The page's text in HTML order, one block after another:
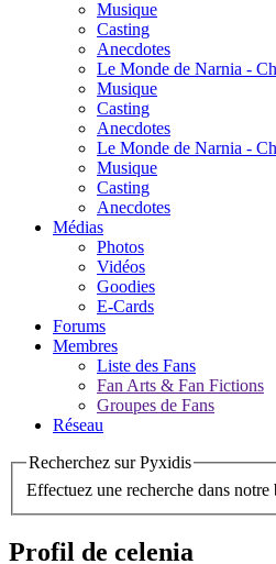
Musique
Casting
Anecdotes
Le Monde de Narnia -
Musique
Casting
Anecdotes
Le Monde de Narnia -
Musique
Casting
Anecdotes
Médias
Photos
Vidéos
Goodies
E-Cards
Forums
Membres
Liste des Fans
Fan Arts & Fan Fictions
Groupes de Fans
Réseau
Recherchez sur Pyxidis
Effectuez une recherche dans notre
Profil de celenia